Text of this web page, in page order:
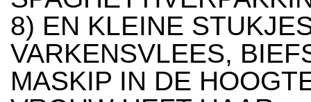
8) EN KLEINE
VARKENSVLEES,
MASKIP IN DE